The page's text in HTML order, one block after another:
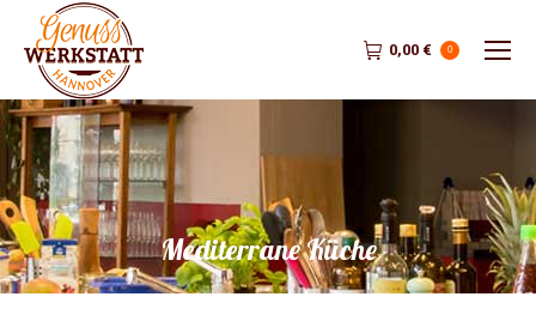
0,00 € 0
Mediterrane Küche